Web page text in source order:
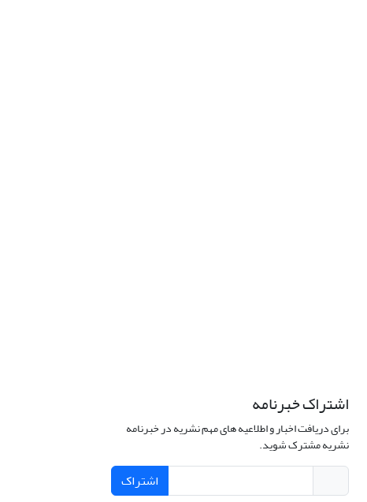
اشتراک خبرنامه
برای دریافت اخبار و اطلاعیه های مهم نشریه در خبرنامه
نشریه مشترک شوید.
اشتراک